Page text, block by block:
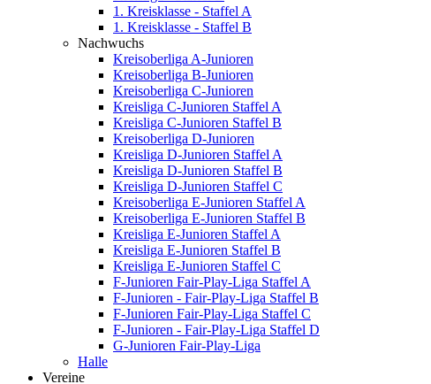
1. Kreisklasse - Staffel A
1. Kreisklasse - Staffel B
Nachwuchs
Kreisoberliga A-Junioren
Kreisoberliga B-Junioren
Kreisoberliga C-Junioren
Kreisliga C-Junioren Staffel A
Kreisliga C-Junioren Staffel B
Kreisoberliga D-Junioren
Kreisliga D-Junioren Staffel A
Kreisliga D-Junioren Staffel B
Kreisliga D-Junioren Staffel C
Kreisoberliga E-Junioren Staffel A
Kreisoberliga E-Junioren Staffel B
Kreisliga E-Junioren Staffel A
Kreisliga E-Junioren Staffel B
Kreisliga E-Junioren Staffel C
F-Junioren Fair-Play-Liga Staffel A
F-Junioren - Fair-Play-Liga Staffel B
F-Junioren Fair-Play-Liga Staffel C
F-Junioren - Fair-Play-Liga Staffel D
G-Junioren Fair-Play-Liga
Halle
Vereine